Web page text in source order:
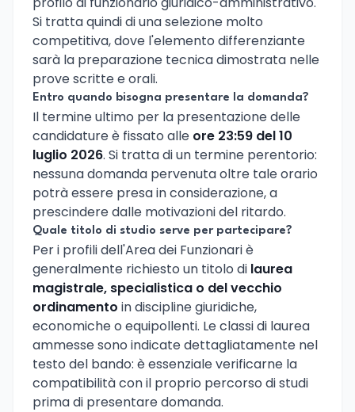
Si tratta quindi di una selezione molto
competitiva, dove l'elemento differenziante
sarà la preparazione tecnica dimostrata nelle
prove scritte e orali.
Entro quando bisogna presentare la domanda?
Il termine ultimo per la presentazione delle
candidature è fissato alle ore 23:59 del 10
luglio 2026. Si tratta di un termine perentorio:
nessuna domanda pervenuta oltre tale orario
potrà essere presa in considerazione, a
prescindere dalle motivazioni del ritardo.
Quale titolo di studio serve per partecipare?
Per i profili dell'Area dei Funzionari è
generalmente richiesto un titolo di laurea
magistrale, specialistica o del vecchio
ordinamento in discipline giuridiche,
economiche o equipollenti. Le classi di laurea
ammesse sono indicate dettagliatamente nel
testo del bando: è essenziale verificarne la
compatibilità con il proprio percorso di studi
prima di presentare domanda.